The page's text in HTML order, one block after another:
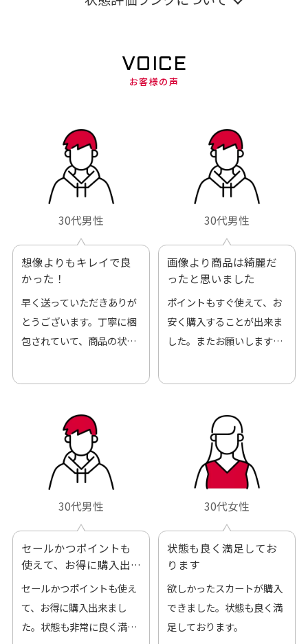
VOICE
お客様の声
30代男性
想像よりもキレイで良
かった！
早く送っていただきありが
とうございます。丁寧に梱
包されていて、商品の状態
30代男性
画像より商品は綺麗だ
ったと思いました
ポイントもすぐ使えて、お
安く購入することが出来ま
した。またお願いします、
30代男性
セールかつポイントも
使えて、お得に購入出
来ました
セールかつポイントも使え
て、お得に購入出来まし
た。状態も非常に良く満足
30代女性
状態も良く満足してお
ります
欲しかったスカートが購入
できました。状態も良く満
足しております。